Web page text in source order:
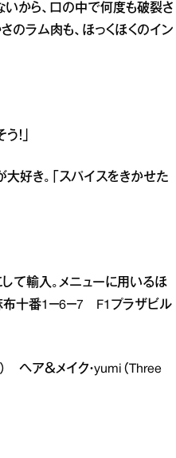
いから、口の中で何度も破裂さ
のラム肉も、ほっくほくのイン
」
好き。「スパイスをきかせた
て輸入。メニューに用いるほ
布十番1－6－7 F1プラザビル
ヘア＆メイク・yumi（Three